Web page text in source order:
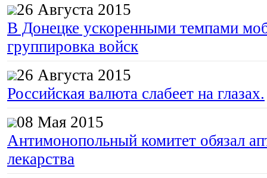
26 Августа 2015
В Донецке ускоренными темпами
группировка войск
26 Августа 2015
Российская валюта слабеет на глазах.
08 Мая 2015
Антимонопольный комитет обязал
лекарства